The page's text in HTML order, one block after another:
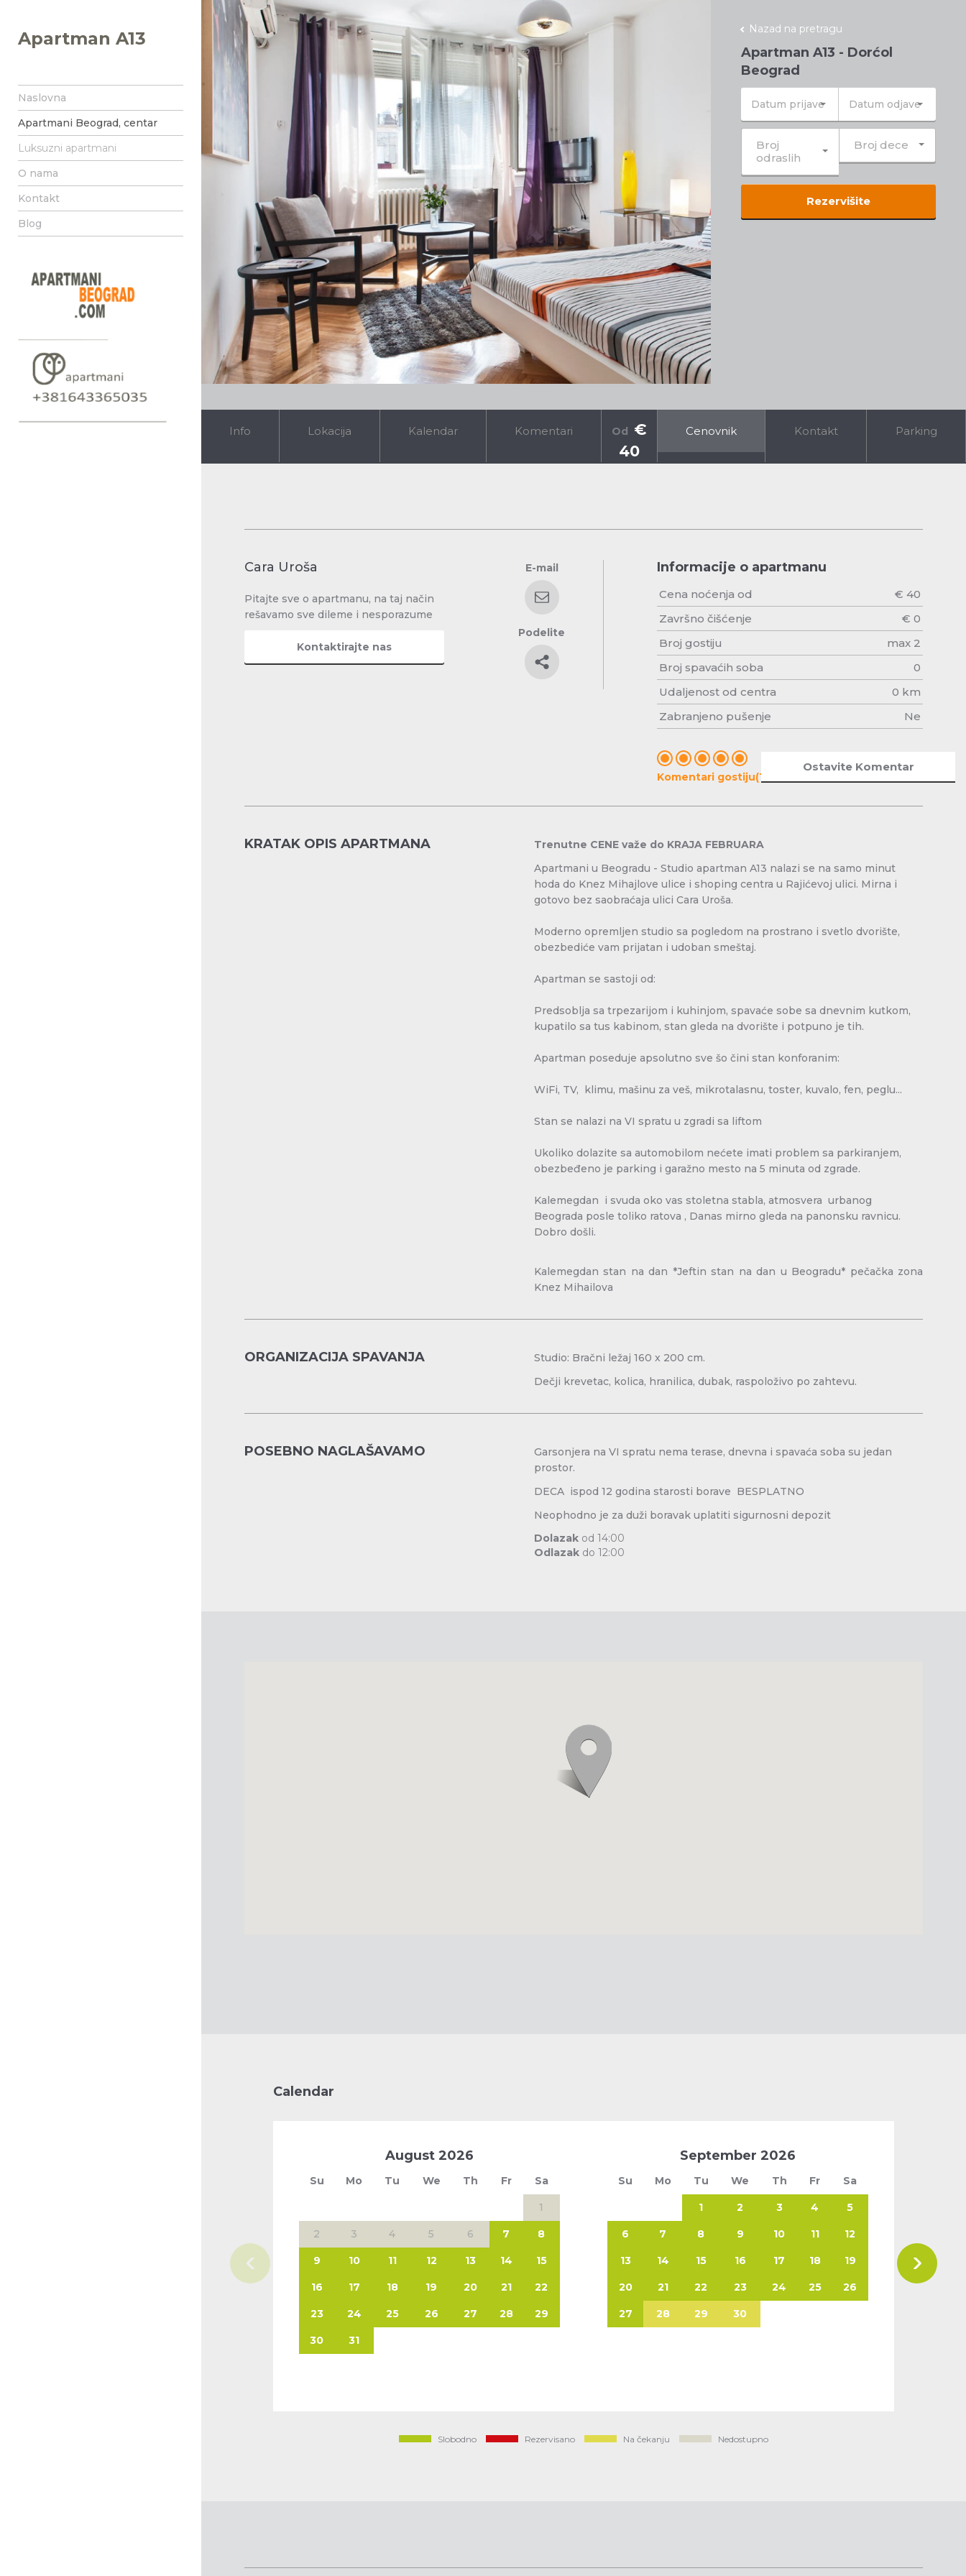
Apartman A13
Naslovna
Apartmani Beograd, centar
Luksuzni apartmani
O nama
Kontakt
Blog
Nazad na pretragu
Apartman A13 - Dorćol
Beograd
Broj
odraslih
Broj dece
Rezervišite
Info Lokacija Kalendar Komentari Od €
40
Cenovnik Kontakt Parking
Cara Uroša
Pitajte sve o apartmanu, na taj način
rešavamo sve dileme i nesporazume
Kontaktirajte nas
E-mail
Podelite
Informacije o apartmanu
Cena noćenja od
€ 40
Završno čišćenje
€ 0
Broj gostiju
max 2
Broj spavaćih soba
0
Udaljenost od centra
0 km
Zabranjeno pušenje
Ne
Komentari gostiju(1)
Ostavite Komentar
KRATAK OPIS APARTMANA
Trenutne CENE važe do KRAJA FEBRUARA
Apartmani u Beogradu - Studio apartman A13 nalazi se na samo minut
hoda do Knez Mihajlove ulice i shoping centra u Rajićevoj ulici. Mirna i
gotovo bez saobraćaja ulici Cara Uroša.
Moderno opremljen studio sa pogledom na prostrano i svetlo dvorište,
obezbediće vam prijatan i udoban smeštaj.
Apartman se sastoji od:
Predsoblja sa trpezarijom i kuhinjom, spavaće sobe sa dnevnim kutkom,
kupatilo sa tus kabinom, stan gleda na dvorište i potpuno je tih.
Apartman poseduje apsolutno sve šo čini stan konforanim:
WiFi, TV, klimu, mašinu za veš, mikrotalasnu, toster, kuvalo, fen, peglu...
Stan se nalazi na VI spratu u zgradi sa liftom
Ukoliko dolazite sa automobilom nećete imati problem sa parkiranjem,
obezbeđeno je parking i garažno mesto na 5 minuta od zgrade.
Kalemegdan i svuda oko vas stoletna stabla, atmosvera urbanog
Beograda posle toliko ratova , Danas mirno gleda na panonsku ravnicu.
Dobro došli.
Kalemegdan stan na dan *Jeftin stan na dan u Beogradu* pečačka zona
Knez Mihailova
ORGANIZACIJA SPAVANJA
Studio: Bračni ležaj 160 x 200 cm.
Dečji krevetac, kolica, hranilica, dubak, raspoloživo po zahtevu.
POSEBNO NAGLAŠAVAMO
Garsonjera na VI spratu nema terase, dnevna i spavaća soba su jedan
prostor.
DECA ispod 12 godina starosti borave BESPLATNO
Neophodno je za duži boravak uplatiti sigurnosni depozit
Dolazakod 14:00
Odlazakdo 12:00
Calendar
August 2026
Su Mo Tu We Th Fr Sa
1
2 3 4 5 6 7 8
9 10 11 12 13 14 15
16 17 18 19 20 21 22
23 24 25 26 27 28 29
30 31
September 2026
Su Mo Tu We Th Fr Sa
1 2 3 4 5
6 7 8 9 10 11 12
13 14 15 16 17 18 19
20 21 22 23 24 25 26
27 28 29 30
Slobodno Rezervisano Na čekanju Nedostupno